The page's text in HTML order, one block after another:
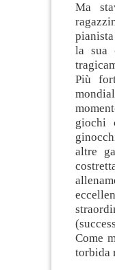
Ma
la sua
Più
giochi
altre
Come
torbida